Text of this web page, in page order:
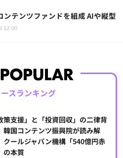
テンツファンドを組成 AIや縦型
12:00
スランキング
策支援」と「投資回収」の二律背
韓国コンテンツ振興院が読み解
クールジャパン機構「540億円赤
の本質